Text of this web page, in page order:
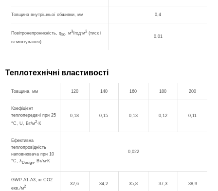
Товщина внутрішньої обшивки, мм 0,4
Повітронепроникність, q50, м3/год∙м2(тиск і
всмоктування)
0,01
Теплотехнічні властивості
Товщина, мм 120 140 160 180 200
Коефіцієнт
теплопередачі при 25
°С, U, Вт/м2∙К
0,18 0,15 0,13 0,12 0,11
Ефективна
теплопровідність
наповнювача при 10
°С, λDesign , Вт/м∙К
0,022
GWP A1-A3, кг CO2
екв./м2
32,6 34,2 35,8 37,3 38,9